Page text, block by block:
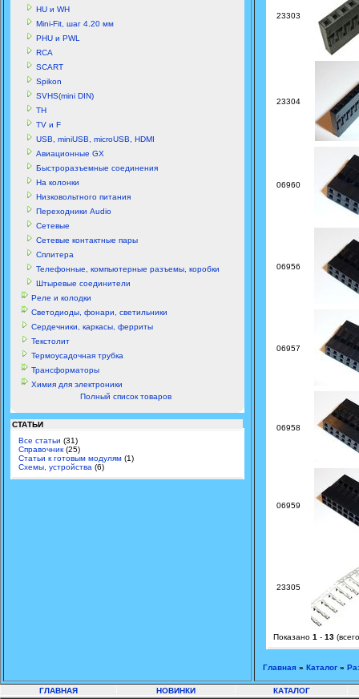
HU и WH
Mini-Fit, шаг 4.20 мм
PHU и PWL
RCA
SCART
Spikon
SVHS(mini DIN)
TH
TV и F
USB, miniUSB, microUSB, HDMI
Авиационные GX
Быстроразъемные соединения
На колонки
Низковольтного питания
Переходники Audio
Сетевые
Сетевые контактные пары
Сплитера
Телефонные, компьютерные разъемы, коробки
Штыревые соединители
Реле и колодки
Светодиоды, фонари, светильники
Сердечники, каркасы, ферриты
Текстолит
Термоусадочная трубка
Трансформаторы
Химия для электроники
Полный список товаров
СТАТЬИ
Все статьи (31)
Справочник (25)
Статьи к готовым модулям (1)
Схемы, устройства (6)
23303
23304
06960
06956
06957
06958
06959
23305
Показано 1 - 13
Главная » Каталог »
ГЛАВНАЯ НОВИНКИ КАТАЛОГ